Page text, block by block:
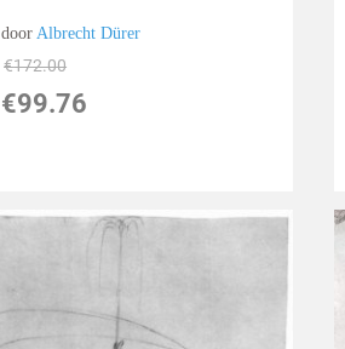
doorAlbrecht Dürer
€172.00
€99.76